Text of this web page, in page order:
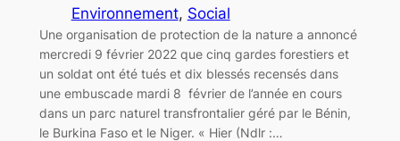
Environnement, Social
Une organisation de protection de la nature a annoncé
mercredi 9 février 2022 que cinq gardes forestiers et
un soldat ont été tués et dix blessés recensés dans
une embuscade mardi 8 février de l’année en cours
dans un parc naturel transfrontalier géré par le Bénin,
le Burkina Faso et le Niger. « Hier (Ndlr :…